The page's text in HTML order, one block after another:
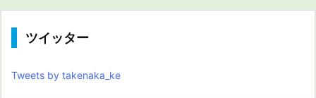
ツイッター
Tweets by takenaka_ke